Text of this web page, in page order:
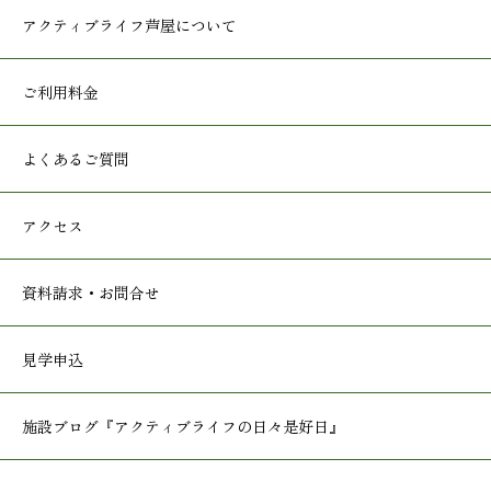
アクティブライフ芦屋について
ご利用料金
よくあるご質問
アクセス
資料請求・お問合せ
見学申込
施設ブログ 『アクティブライフの日々是好日』